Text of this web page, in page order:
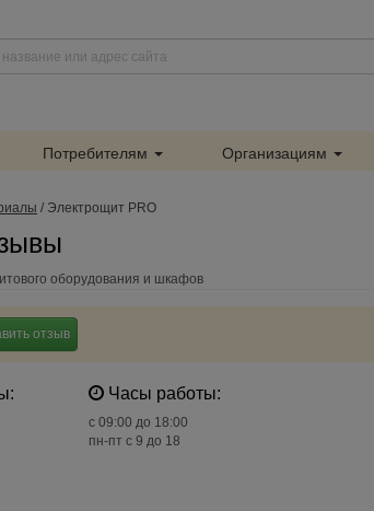
Потребителям Организациям
/ Электрощит PRO
оборудования и шкафов
отзыв
Часы работы:
c 09:00 до 18:00
пн-пт с 9 до 18